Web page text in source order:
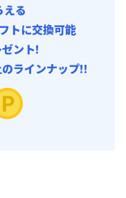
える
トに交換可能
ント!
ラインナップ!!